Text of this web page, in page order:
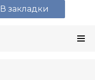
В закладки